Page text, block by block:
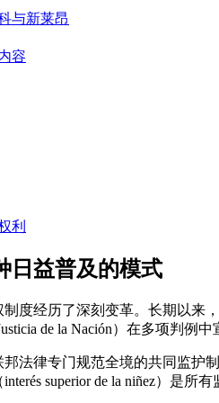
与新莱昂
容
利
日益普及的模式
度经历了深刻变革。长期以
de la Nación）在多项判
法律专门规范全境的共同监护
superior de la niñez）是